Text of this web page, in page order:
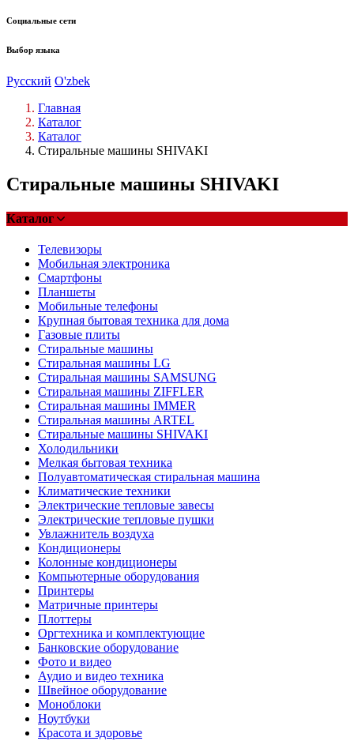
Социальные сети
Выбор языка
Русский O'zbek
Главная
Каталог
Каталог
Стиральные машины SHIVAKI
Стиральные машины SHIVAKI
Каталог
Телевизоры
Мобильная электроника
Смартфоны
Планшеты
Мобильные телефоны
Крупная бытовая техника для дома
Газовые плиты
Стиральные машины
Стиральная машины LG
Стиральная машины SAMSUNG
Стиральная машины ZIFFLER
Стиральная машины IMMER
Стиральная машины ARTEL
Стиральные машины SHIVAKI
Холодильники
Мелкая бытовая техника
Полуавтоматическая стиральная машина
Климатические техники
Электрические тепловые завесы
Электрические тепловые пушки
Увлажнитель воздуха
Кондиционеры
Колонные кондиционеры
Компьютерные оборудования
Принтеры
Матричные принтеры
Плоттеры
Оргтехника и комплектующие
Банковские оборудование
Фото и видео
Аудио и видео техника
Швейное оборудование
Моноблоки
Ноутбуки
Красота и здоровье